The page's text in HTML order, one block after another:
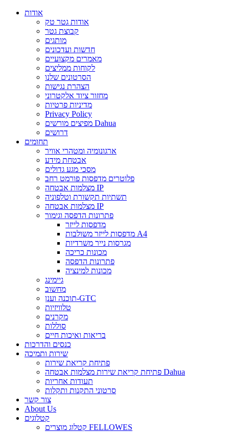
אודות
אודות גטר טק
קבוצת גטר
מותגים
חדשות ועדכונים
מאמרים מקצועיים
לקוחות ממליצים
הסרטונים שלנו
הצהרת נגישות
מחזור ציוד אלקטרוני
מדיניות פרטיות
Privacy Policy
מפיצים מורשים Dahua
דרושים
תחומים
ארגונומיה ומטהרי אוויר
אבטחת מידע
מסכי מגע גדולים
פלוטרים מדפסות פורמט רחב
מצלמות אבטחה IP
תשתיות תקשורת וטלפוניה
מצלמות אבטחה IP
פתרונות הדפסה וגימור
מדפסות לייזר
מדפסות לייזר משולבות A4
מגרסות נייר משרדיות
מכונות כריכה
פתרונות הדפסה
מכונות למינציה
גיימינג
מחשוב
תוכנה וענן-GTC
טלוויזיות
מקרנים
סוללות
בריאות ואיכות חיים
כנסים והדרכות
שירות ותמיכה
פתיחת קריאת שירות
פתיחת קריאת שירות מצלמות אבטחה Dahua
תעודות אחריות
סרטוני התקנות ותקלות
צור קשר
About Us
קטלוגים
קטלוג מוצרים FELLOWES